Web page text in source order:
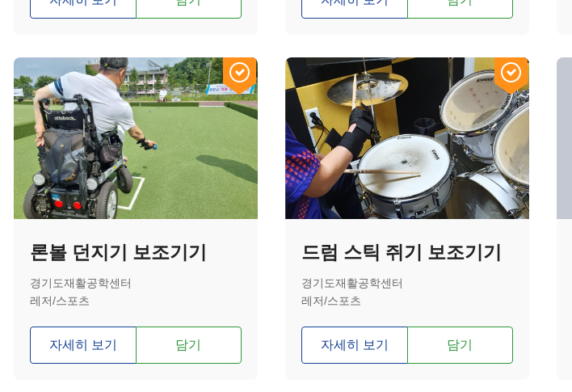
론볼 던지기 보조기기
경기도재활공학센터
레저/스포츠
자세히 보기 담기
드럼 스틱 쥐기 보조기기
경기도재활공학센터
레저/스포츠
자세히 보기 담기